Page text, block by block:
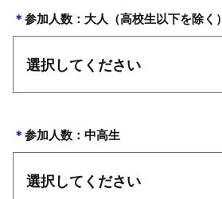
＊ 参加人数：大人（高校生以下を除く）
＊ 参加人数：中高生